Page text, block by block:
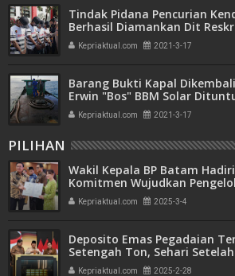
Tindak Pidana Pencurian
Berhasil Diamankan Dit
Kepriaktual.com 2021-3-17
Barang Bukti Kapal
Erwin "Bos" BBM Solar
Kepriaktual.com 2021-3-17
PILIHAN
Wakil Kepala BP Batam
Komitmen Wujudkan
Transparan dan Akuntabel
Kepriaktual.com 2025-3-4
Deposito Emas Pegadaian
Setengah Ton, Sehari
Bank Emas
Kepriaktual.com 2025-2-28